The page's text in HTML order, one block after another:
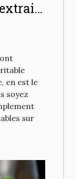
en est le
soyez
sur